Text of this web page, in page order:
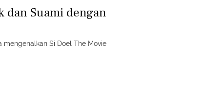
dan Suami dengan
mengenalkan Si Doel The Movie